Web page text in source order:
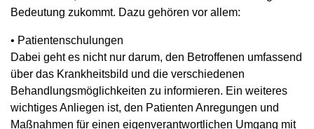
Bedeutung zukommt. Dazu gehören vor allem:
• Patientenschulungen
Dabei geht es nicht nur darum, den Betroffenen umfassend
über das Krankheitsbild und die verschiedenen
Behandlungsmöglichkeiten zu informieren. Ein weiteres
wichtiges Anliegen ist, den Patienten Anregungen und
Maßnahmen für einen eigenverantwortlichen Umgang mit